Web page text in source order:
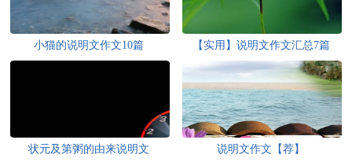
小猫的说明文作文10篇 【实用】说明文作文汇总7篇
状元及第粥的由来说明文 说明文作文【荐】